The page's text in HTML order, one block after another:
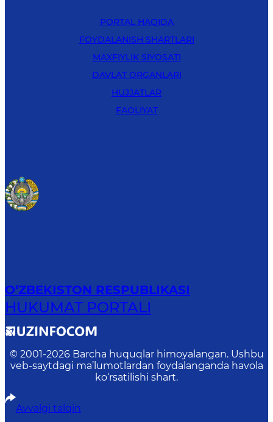
PORTAL HAQIDA
FOYDALANISH SHARTLARI
MAXFIYLIK SIYOSATI
DAVLAT ORGANLARI
HUJJATLAR
FAOLIYAT
O‘ZBEKISTON RESPUBLIKASI
HUKUMAT PORTALI
© 2001-2026 Barcha huquqlar himoyalangan. Ushbu
veb-saytdagi ma’lumotlardan foydalanganda havola
ko‘rsatilishi shart.
Avvalgi talqin